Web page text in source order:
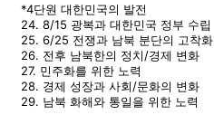
*4단원 대한민국의 발전
24. 8/15 광복과 대한민국 정부 수립
25. 6/25 전쟁과 남북 분단의 고착화
26. 전후 남북한의 정치/경제 변화
27. 민주화를 위한 노력
28. 경제 성장과 사회/문화의 변화
29. 남북 화해와 통일을 위한 노력